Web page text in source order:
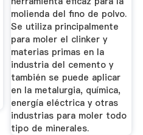
molienda del fino de polvo.
Se utiliza principalmente
para moler el clinker y
materias primas en la
industria del cemento y
también se puede aplicar
en la metalurgia, química,
energía eléctrica y otras
industrias para moler todo
tipo de minerales.